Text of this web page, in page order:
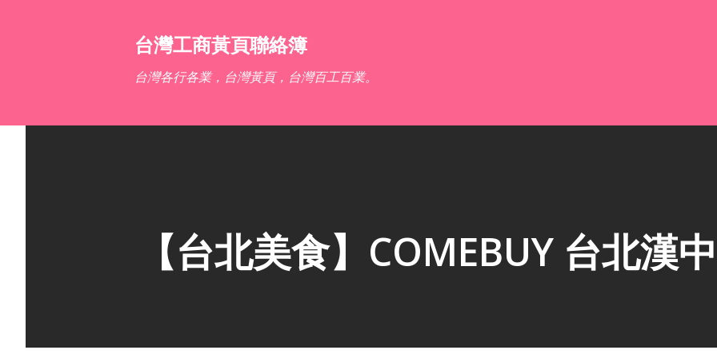
台灣工商黃頁聯絡簿
台灣各行各業，台灣黃頁，台灣百工百業。
【台北美食】COMEBUY 台北漢